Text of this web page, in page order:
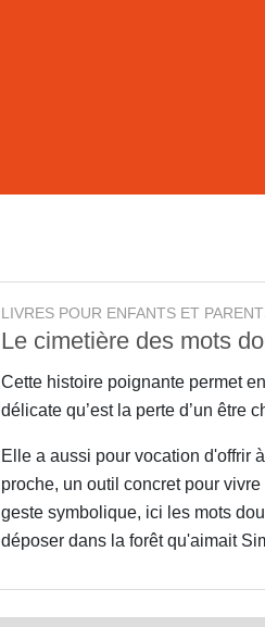
LIVRES POUR ENFANTS ET
Le cimetière des mots
Cette histoire poignante permet
délicate qu’est la perte d’un être
Elle a aussi pour vocation d'offrir
proche, un outil concret pour
geste symbolique, ici les mots
déposer dans la forêt qu'aimait